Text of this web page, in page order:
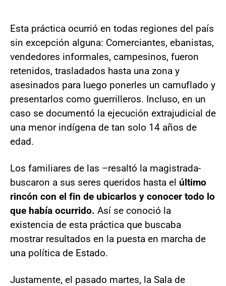
Esta práctica ocurrió en todas regiones del país
sin excepción alguna: Comerciantes, ebanistas,
vendedores informales, campesinos, fueron
retenidos, trasladados hasta una zona y
asesinados para luego ponerles un camuflado y
presentarlos como guerrilleros. Incluso, en un
caso se documentó la ejecución extrajudicial de
una menor indígena de tan solo 14 años de
edad.
Los familiares de las –resaltó la magistrada-
buscaron a sus seres queridos hasta el último
rincón con el fin de ubicarlos y conocer todo lo
que había ocurrido. Así se conoció la
existencia de esta práctica que buscaba
mostrar resultados en la puesta en marcha de
una política de Estado.
Justamente, el pasado martes, la Sala de